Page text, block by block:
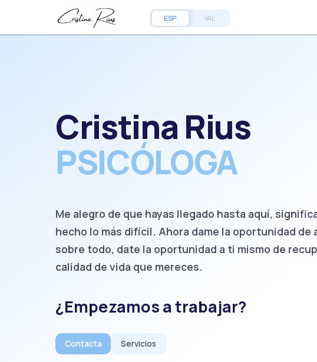
ESP VAL
Cristina Rius
PSICÓLOGA
Me alegro de que hayas llegado hasta aquí,
hecho lo más difícil. Ahora dame la oportunidad de
sobre todo, date la oportunidad a ti mismo de
calidad de vida que mereces.
¿Empezamos a trabajar?
Contacta Servicios